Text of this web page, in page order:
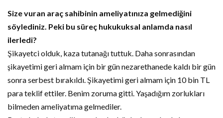
Size vuran araç sahibinin ameliyatınıza gelmediğini
söylediniz. Peki bu süreç hukukuksal anlamda nasıl
ilerledi?
Şikayetci olduk, kaza tutanağı tuttuk. Daha sonrasından
şikayetimi geri almam için bir gün nezarethanede kaldı bir gün
sonra serbest bırakıldı. Şikayetimi geri almam için 10 bin TL
para teklif ettiler. Benim zoruma gitti. Yaşadığım zorlukları
bilmeden ameliyatıma gelmediler.